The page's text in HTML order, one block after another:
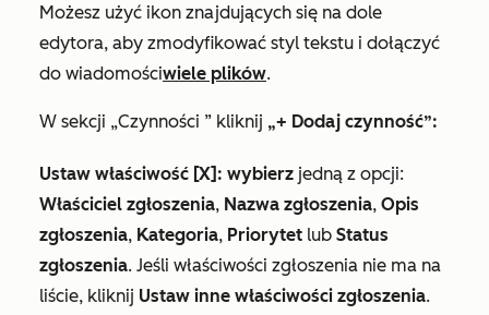
Możesz użyć ikon znajdujących się na dole
edytora, aby zmodyfikować styl tekstu i dołączyć
do wiadomościwiele plików.
W sekcji „Czynności ” kliknij „+ Dodaj czynność”:
Ustaw właściwość [X]: wybierz jedną z opcji:
Właściciel zgłoszenia, Nazwa zgłoszenia, Opis
zgłoszenia, Kategoria, Priorytet lub Status
zgłoszenia. Jeśli właściwości zgłoszenia nie ma na
liście, kliknij Ustaw inne właściwości zgłoszenia.